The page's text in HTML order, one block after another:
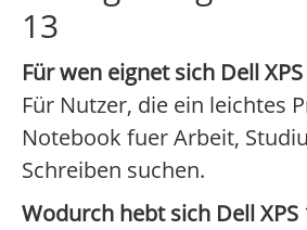
13
Für wen eignet sich Dell XPS
Für Nutzer, die ein leichtes
Notebook fuer Arbeit,
Schreiben suchen.
Wodurch hebt sich Dell XPS